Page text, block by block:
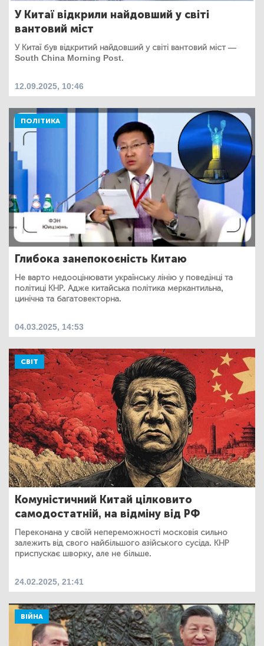
У Китаї відкрили найдовший у світі
вантовий міст
У Китаї був відкритий найдовший у світі вантовий міст —
South China Morning Post.
12.09.2025, 10:46
ПОЛІТИКА
Глибока занепокоєність Китаю
Не варто недооцінювати українську лінію у поведінці та
політиці КНР. Адже китайська політика меркантильна,
цинічна та багатовекторна.
04.03.2025, 14:53
СВІТ
Комуністичний Китай цілковито
самодостатній, на відміну від РФ
Переконана у своїй непереможності московія сильно
залежить від свого найбільшого азійського сусіда. КНР
приспускає шворку, але не більше.
24.02.2025, 21:41
ВІЙНА